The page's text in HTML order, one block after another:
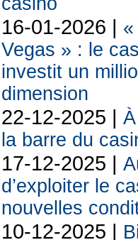
16-01-2026 |
Vegas » : le
investit un
dimension
22-12-2025 |
la barre du
17-12-2025 |
d’exploiter le
nouvelles
10-12-2025 |